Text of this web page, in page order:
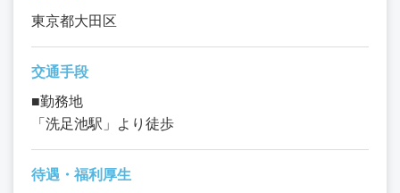
東京都大田区
交通手段
■勤務地
「洗足池駅」より徒歩
待遇・福利厚生